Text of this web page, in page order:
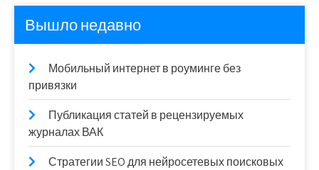
Вышло недавно
Мобильный интернет в роуминге без
привязки
Публикация статей в рецензируемых
журналах ВАК
Стратегии SEO для нейросетевых поисковых